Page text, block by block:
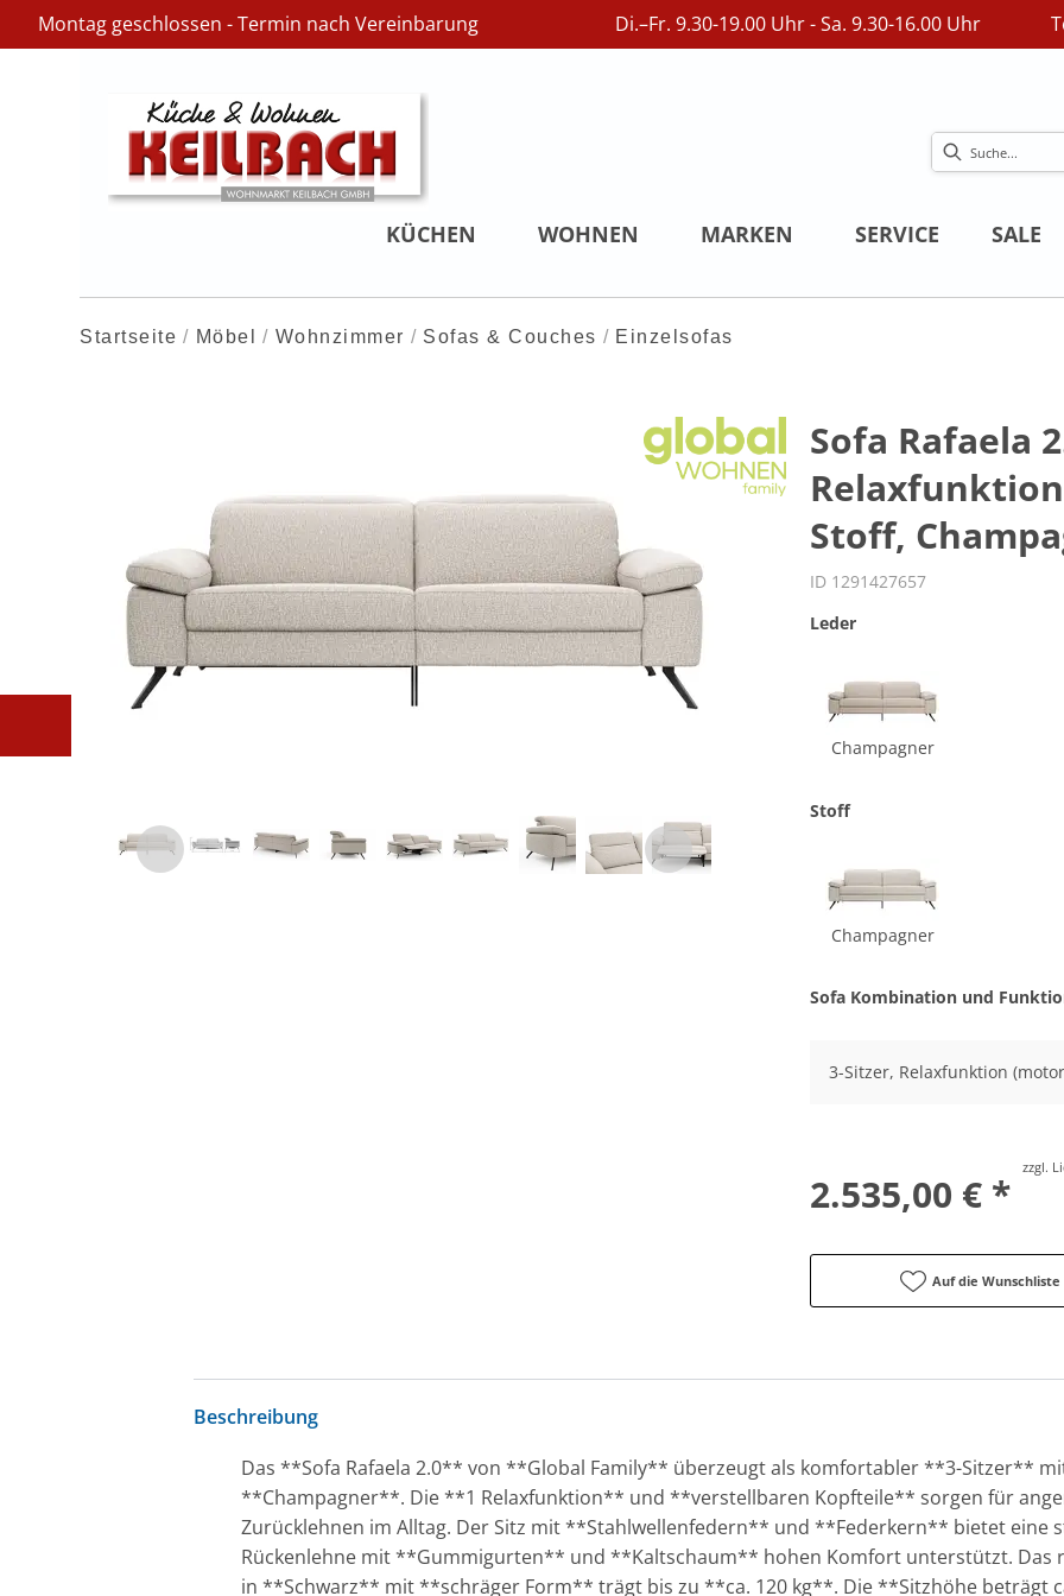
Montag geschlossen - Termin nach Vereinbarung Di.–Fr. 9.30-19.00 Uhr - Sa. 9.30-16.00 Uhr
KÜCHEN WOHNEN MARKEN SERVICE SALE
Startseite Möbel Wohnzimmer Sofas & Couches Einzelsofas
Sofa Rafaela
Stoff,
ID 1291427657
Leder
Champagner
Stoff
Champagner
Sofa Kombination und
3-Sitzer, Relaxfunktion
2.535,00 € *
zzgl.
Auf die Wunschliste
Beschreibung
Das **Sofa Rafaela 2.0** von **Global Family** überzeugt als komfortabler **3-Sitzer**
**Champagner**. Die **1 Relaxfunktion** und **verstellbaren Kopfteile** sorgen für
Zurücklehnen im Alltag. Der Sitz mit **Stahlwellenfedern** und **Federkern** bietet eine
Rückenlehne mit **Gummigurten** und **Kaltschaum** hohen Komfort unterstützt. Das
in **Schwarz** mit **schräger Form** trägt bis zu **ca. 120 kg**. Die **Sitzhöhe beträgt